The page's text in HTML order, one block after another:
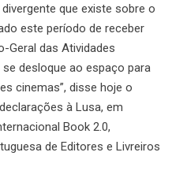
que existe sobre o
este período de receber
Geral das Atividades
desloque ao espaço para
cinemas”, disse hoje o
à Lusa, em
Book 2.0,
de Editores e Livreiros